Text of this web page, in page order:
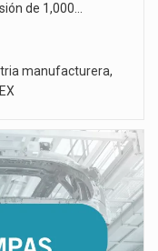
de 1,000…
manufacturera,